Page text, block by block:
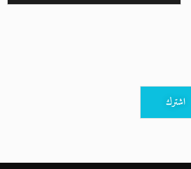
اشترك